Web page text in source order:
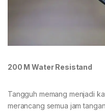
200 M Water Resistand
Tangguh memang menjadi
merancang semua jam